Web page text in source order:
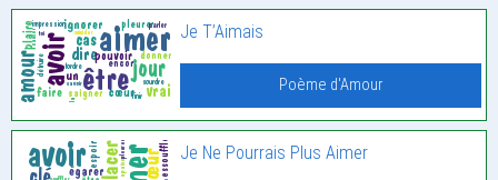
Je T’Aimais
Poème d'Amour
Je Ne Pourrais Plus Aimer